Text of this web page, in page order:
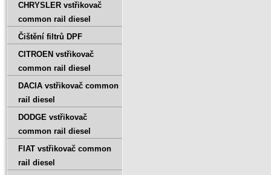
CHRYSLER vstřikovač
common rail diesel
Čištění filtrů DPF
CITROEN vstřikovač
common rail diesel
DACIA vstřikovač common
rail diesel
DODGE vstřikovač
common rail diesel
FIAT vstřikovač common
rail diesel